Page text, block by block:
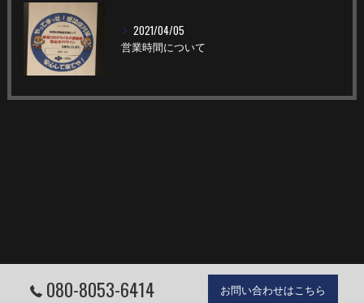
2021/04/05
営業時間について
080-8053-6414 お問い合わせはこちら